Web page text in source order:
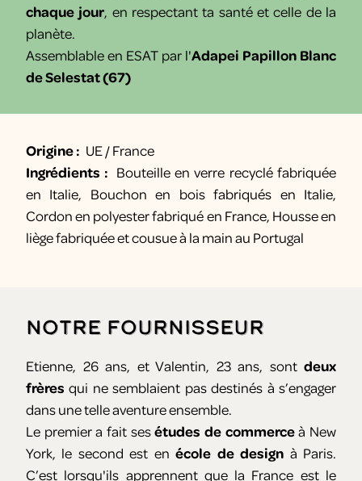
chaque jour, en respectant ta santé et celle de la
planète.
Assemblable en ESAT par l'Adapei Papillon Blanc
de Selestat (67)
Origine : UE / France
Ingrédients : Bouteille en verre recyclé fabriquée
en Italie, Bouchon en bois fabriqués en Italie,
Cordon en polyester fabriqué en France, Housse en
liège fabriquée et cousue à la main au Portugal
Notre fournisseur
Etienne, 26 ans, et Valentin, 23 ans, sont deux
frères qui ne semblaient pas destinés à s’engager
dans une telle aventure ensemble.
Le premier a fait sesétudes de commerceà New
York, le second est enécole de design à Paris.
C’est lorsqu'ils apprennent que la France est le